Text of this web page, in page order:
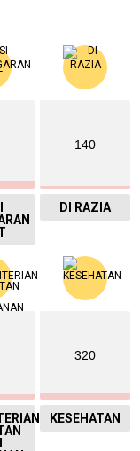
140
DI RAZIA
320
KESEHATAN